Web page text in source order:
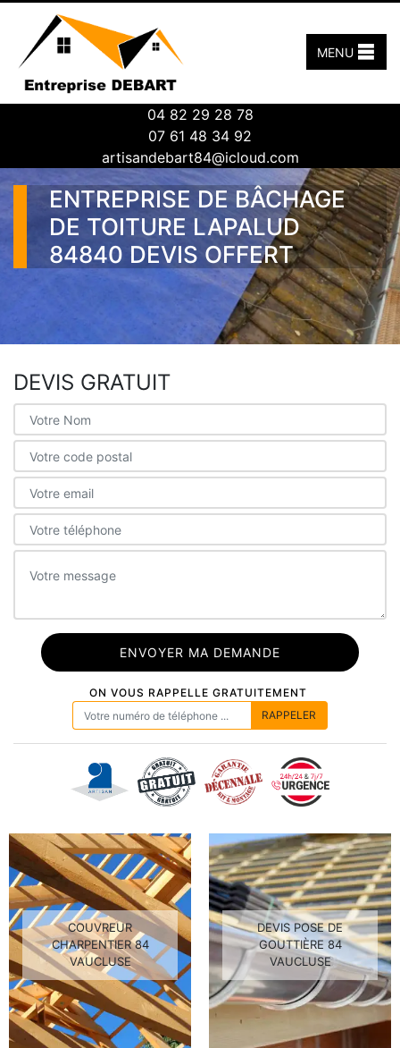
04 82 29 28 78
07 61 48 34 92
artisandebart84@icloud.com
MENU
ENTREPRISE DE BÂCHAGE
DE TOITURE LAPALUD
84840 DEVIS OFFERT
DEVIS GRATUIT
ON VOUS RAPPELLE GRATUITEMENT
COUVREUR
CHARPENTIER 84
VAUCLUSE
DEVIS POSE DE
GOUTTIÈRE 84
VAUCLUSE